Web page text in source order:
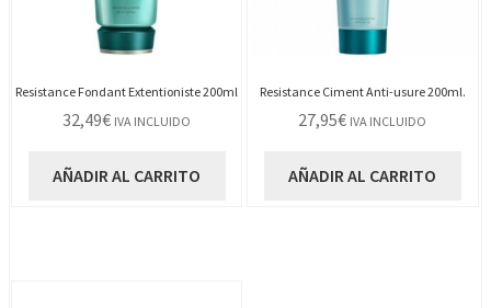
Resistance Fondant Extentioniste 200ml
32,49€ IVA INCLUIDO
AÑADIR AL CARRITO
Resistance Ciment Anti-usure 200ml.
27,95€ IVA INCLUIDO
AÑADIR AL CARRITO